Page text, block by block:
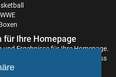
WWE
Ihre Homepage
und Ergebnisse für Ihre Homepage.
erfolgt alle paar Minuten, sodass
sind. Einfache und schnelle